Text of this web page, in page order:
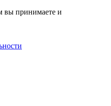
вы принимаете и